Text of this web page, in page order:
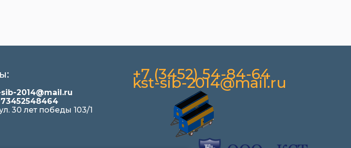
2014@mail.ru
30 лет победы 103/1
+7 (3452) 54-84-64
kst-sib-2014@mail.ru